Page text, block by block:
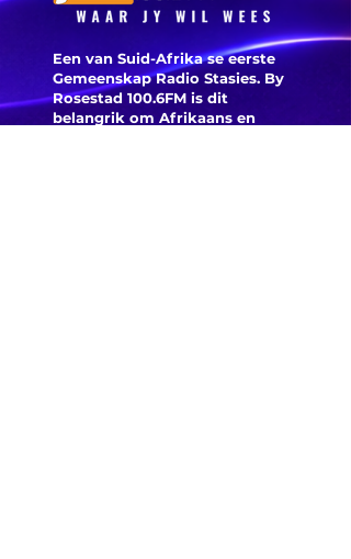
Een van Suid-Afrika se eerste
Gemeenskap Radio Stasies. By
Rosestad 100.6FM is dit
belangrik om Afrikaans en